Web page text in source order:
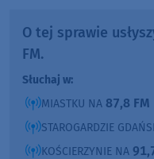
O tej sprawie
FM.
Słuchaj w:
MIASTKU NA 87,8 FM
STAROGARDZIE
KOŚCIERZYNIE NA